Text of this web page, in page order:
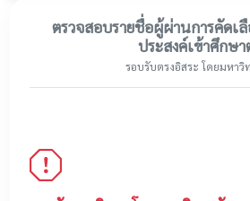
ตรวจสอบรายชื่อผู้ผ่านการคัดเ
ประสงค์เข้าศึกษ
รอบรับตรงอิสระ โดยมหาวิ